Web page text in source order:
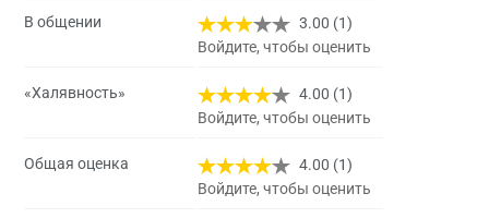
В общении
3.00 (1)
Войдите, чтобы оценить
«Халявность»
4.00 (1)
Войдите, чтобы оценить
Общая оценка
4.00 (1)
Войдите, чтобы оценить